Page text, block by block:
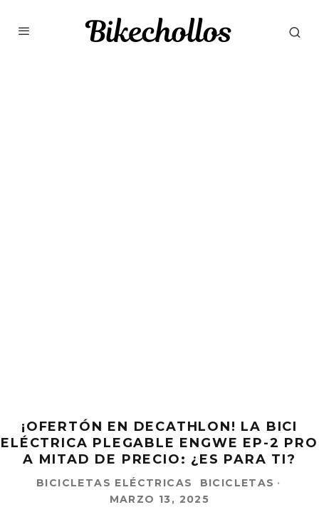
¡OFERTÓN EN DECATHLON! LA BICI
ELÉCTRICA PLEGABLE ENGWE EP-2 PRO
A MITAD DE PRECIO: ¿ES PARA TI?
BICICLETAS ELÉCTRICAS BICICLETAS ·
MARZO 13, 2025